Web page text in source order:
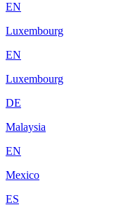
EN
Luxembourg
EN
Luxembourg
DE
Malaysia
EN
Mexico
ES